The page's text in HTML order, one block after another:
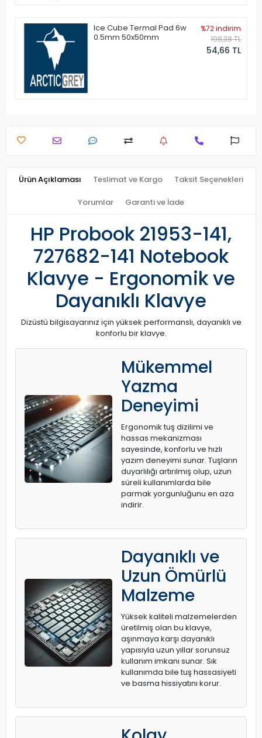
Ice Cube Termal Pad 6w
0.5mm 50x50mm
%72 indirim
198,38 TL
54,66 TL
Ürün Açıklaması Teslimat ve Kargo Taksit Seçenekleri
Yorumlar Garanti ve İade
HP Probook 21953-141,
727682-141 Notebook
Klavye - Ergonomik ve
Dayanıklı Klavye
Dizüstü bilgisayarınız için yüksek performanslı, dayanıklı ve
konforlu bir klavye.
Mükemmel
Yazma
Deneyimi
Ergonomik tuş dizilimi ve
hassas mekanizması
sayesinde, konforlu ve hızlı
yazım deneyimi sunar. Tuşların
duyarlılığı artırılmış olup, uzun
süreli kullanımlarda bile
parmak yorgunluğunu en aza
indirir.
Dayanıklı ve
Uzun Ömürlü
Malzeme
Yüksek kaliteli malzemelerden
üretilmiş olan bu klavye,
aşınmaya karşı dayanıklı
yapısıyla uzun yıllar sorunsuz
kullanım imkanı sunar. Sık
kullanımda bile tuş hassasiyeti
ve basma hissiyatını korur.